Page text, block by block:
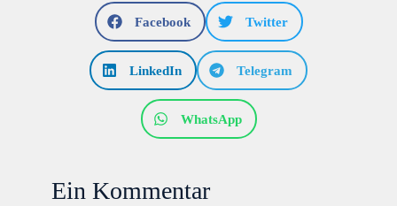
Facebook Twitter
LinkedIn Telegram
WhatsApp
Ein Kommentar